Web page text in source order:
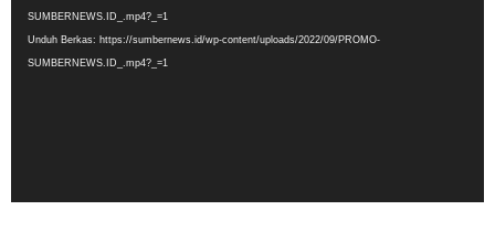
SUMBERNEWS.ID_.mp4?_=1
Unduh Berkas: https://sumbernews.id/wp-content/uploads/2022/09/PROMO-
SUMBERNEWS.ID_.mp4?_=1